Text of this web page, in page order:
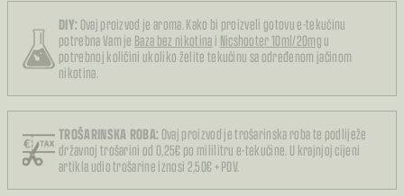
DIY: Ovaj proizvod je aroma. Kako bi proizveli gotovu e-tekućinu
potrebna Vam je Baza bez nikotinai Nicshooter 10ml/20mgu
potrebnoj količini ukoliko želite tekućinu sa određenom jačinom
nikotina.
TROŠARINSKA ROBA: Ovaj proizvod je trošarinska roba te podliježe
državnoj trošarini od 0,25€ po mililitru e-tekućine. U krajnjoj cijeni
artikla udio trošarine iznosi 2,50€ + PDV.